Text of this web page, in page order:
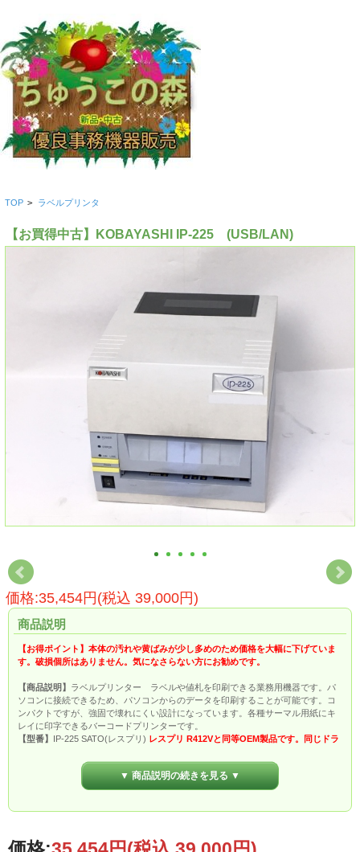
TOP > ラベルプリンタ
【お買得中古】KOBAYASHI IP-225 (USB/LAN)
価格:35,454円(税込 39,000円)
商品説明
【お得ポイント】本体の汚れや黄ばみが少し多めのため価格を大幅に下げていま
す。破損個所はありません。気になさらない方にお勧めです。
【商品説明】 ラベルプリンター ラベルや値札を印刷できる業務用機器です。パ
ソコンに接続できるため、パソコンからのデータを印刷することが可能です。コ
ンパクトですが、強固で壊れにくい設計になっています。各種サーマル用紙にキ
レイに印字できるバーコードプリンターです。
【型番】 IP-225 SATO(レスプリ) レスプリ R412Vと同等OEM製品です。同じドラ
KOBAYASHI
パソコンとの接続インターフェースはUSBと LAN接続
つきましてはメーカーのホームページを閲覧いただくか、当社までお問い合わせ
【状態】 本体に黄ばみ、シール跡があります。印字は多少の劣化がありますが、
▼ 商品説明の続きを見る ▼